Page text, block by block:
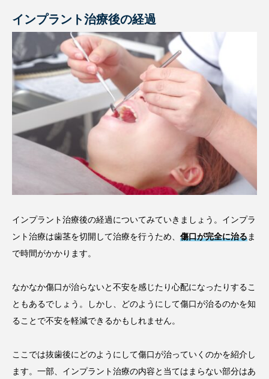
インプラント治療後の経過
インプラント治療後の経過についてみていきましょう。インプラ
ント治療は歯茎を切開して治療を行うため、 傷口が完全に治るま
で時間がかかります。
なかなか傷口が治らないと不安を感じたり心配になったりするこ
ともあるでしょう。しかし、どのようにして傷口が治るのかを知
ることで不安を軽減できるかもしれません。
ここでは抜歯後にどのようにして傷口が治っていくのかを紹介し
ます。一部、インプラント治療の内容と当てはまらない部分はあ